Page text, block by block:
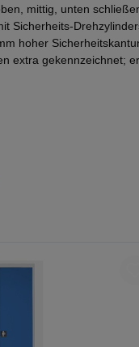
mittig, unten
Sicherheits-
hoher
extra gekennzeichnet;